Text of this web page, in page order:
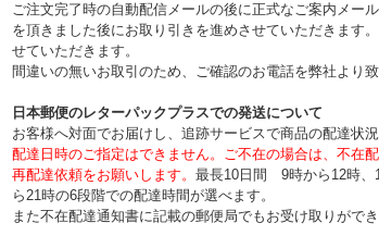
ご注文完了時の自動配信メールの後に正式なご案内メー
を頂きました後にお取り引きを進めさせていただきます
せていただきます。
間違いの無いお取引のため、ご確認のお電話を弊社より
日本郵便のレターパックプラスでの発送について
お客様へ対面でお届けし、追跡サービスで商品の配達状
配達日時のご指定はできません。ご不在の場合は、不在
再配達依頼をお願いします。 最長10日間 9時から12時、
ら21時の6段階での配達時間が選べます。
また不在配達通知書に記載の郵便局でもお受け取りができ